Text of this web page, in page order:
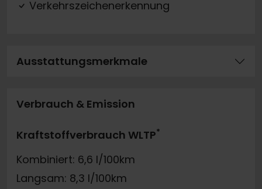
Verkehrszeichenerkennung
Ausstattungsmerkmale
Verbrauch & Emission
Kraftstoffverbrauch WLTP*
Kombiniert: 6,6 l/100km
Langsam: 8,3 l/100km